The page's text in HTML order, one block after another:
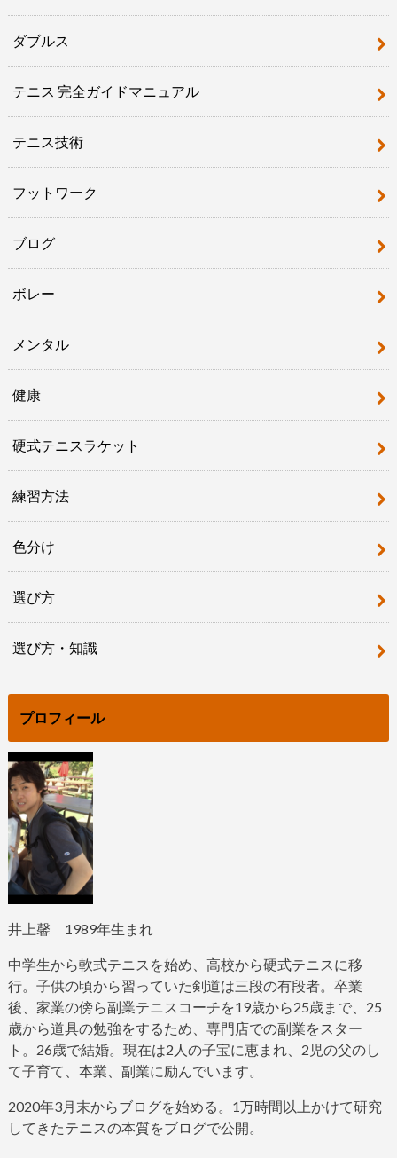
ダブルス
テニス 完全ガイドマニュアル
テニス技術
フットワーク
ブログ
ボレー
メンタル
健康
硬式テニスラケット
練習方法
色分け
選び方
選び方・知識
プロフィール
井上馨 1989年生まれ
中学生から軟式テニスを始め、高校から硬式テニスに移
行。子供の頃から習っていた剣道は三段の有段者。 卒業
後、家業の傍ら副業テニスコーチを19歳から25歳まで、 25
歳から道具の勉強をするため、専門店での副業をスター
ト。 26歳で結婚。現在は2 人の子宝に恵まれ、 2 児の父のし
て子育て、本業、副業に励んでいます。
2020年3月末からブログを始める。 1万時間以上かけて研究
してきたテニスの本質をブログで公開。